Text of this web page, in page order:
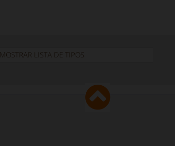
MOSTRAR LISTA DE TIPOS